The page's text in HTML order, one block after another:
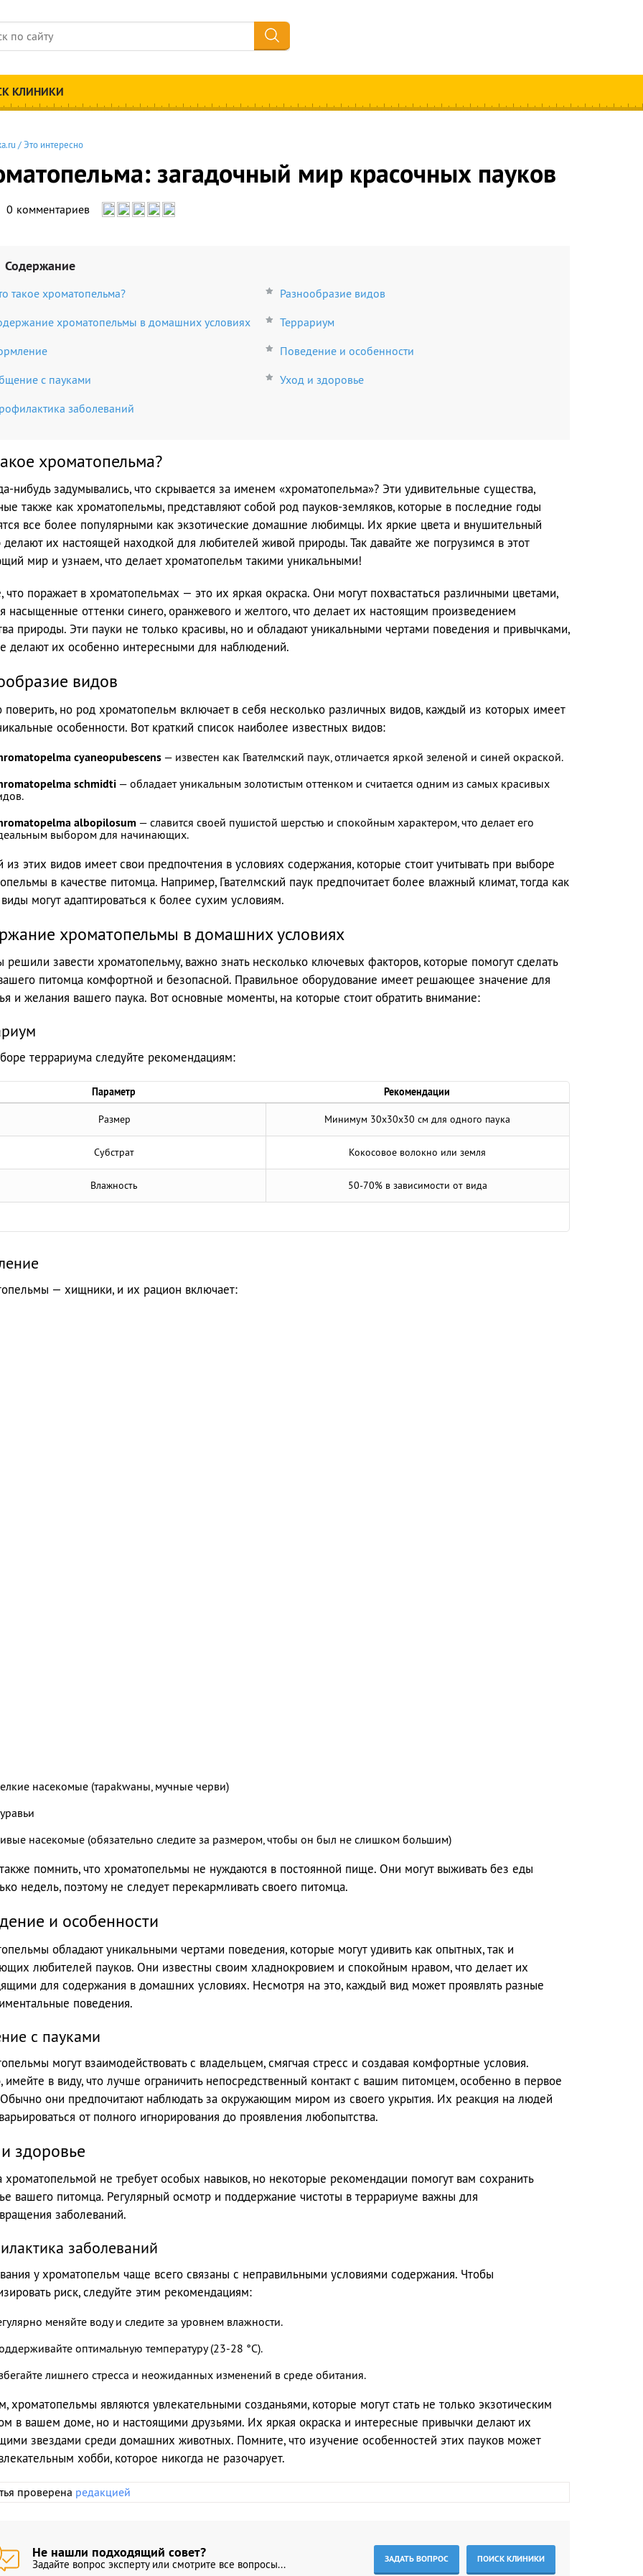
КЛИНИКИ
/Это интересно
загадочный мир красочных пауков
0 комментариев
Содержание
такое хроматопельма?
Разнообразие видов
хроматопельмы в домашних условиях
Террариум
Поведение и особенности
с пауками
Уход и здоровье
заболеваний
хроматопельма?
нибудь задумывались, что скрывается за именем «хроматопельма»? Эти удивительные существа,
также как хроматопельмы, представляют собой род пауков-земляков, которые в последние годы
все более популярными как экзотические домашние любимцы. Их яркие цвета и внушительный
делают их настоящей находкой для любителей живой природы. Так давайте же погрузимся в этот
мир и узнаем, что делает хроматопельм такими уникальными!
что поражает в хроматопельмах — это их яркая окраска. Они могут похвастаться различными цветами,
насыщенные оттенки синего, оранжевого и желтого, что делает их настоящим произведением
природы. Эти пауки не только красивы, но и обладают уникальными чертами поведения и привычками,
делают их особенно интересными для наблюдений.
видов
поверить, но род хроматопельм включает в себя несколько различных видов, каждый из которых имеет
особенности. Вот краткий список наиболее известных видов:
cyaneopubescens— известен как Гвателмский паук, отличается яркой зеленой и синей окраской.
schmidti— обладает уникальным золотистым оттенком и считается одним из самых красивых
albopilosum — славится своей пушистой шерстью и спокойным характером, что делает его
выбором для начинающих.
этих видов имеет свои предпочтения в условиях содержания, которые стоит учитывать при выборе
в качестве питомца. Например, Гвателмский паук предпочитает более влажный климат, тогда как
могут адаптироваться к более сухим условиям.
хроматопельмы в домашних условиях
решили завести хроматопельму, важно знать несколько ключевых факторов, которые помогут сделать
питомца комфортной и безопасной. Правильное оборудование имеет решающее значение для
и желания вашего паука. Вот основные моменты, на которые стоит обратить внимание:
террариума следуйте рекомендациям:
Параметр Рекомендации
Размер Минимум 30x30x30 см для одного паука
Субстрат Кокосовое волокно или земля
Влажность 50-70% в зависимости от вида
— хищники, и их рацион включает:
насекомые (тарakwаны, мучные черви)
насекомые (обязательно следите за размером, чтобы он был не слишком большим)
помнить, что хроматопельмы не нуждаются в постоянной пище. Они могут выживать без еды
недель, поэтому не следует перекармливать своего питомца.
и особенности
обладают уникальными чертами поведения, которые могут удивить как опытных, так и
любителей пауков. Они известны своим хладнокровием и спокойным нравом, что делает их
для содержания в домашних условиях. Несмотря на это, каждый вид может проявлять разные
поведения.
с пауками
могут взаимодействовать с владельцем, смягчая стресс и создавая комфортные условия.
имейте в виду, что лучше ограничить непосредственный контакт с вашим питомцем, особенно в первое
они предпочитают наблюдать за окружающим миром из своего укрытия. Их реакция на людей
от полного игнорирования до проявления любопытства.
здоровье
хроматопельмой не требует особых навыков, но некоторые рекомендации помогут вам сохранить
вашего питомца. Регулярный осмотр и поддержание чистоты в террариуме важны для
заболеваний.
заболеваний
у хроматопельм чаще всего связаны с неправильными условиями содержания. Чтобы
риск, следуйте этим рекомендациям:
меняйте воду и следите за уровнем влажности.
оптимальную температуру (23-28 °C).
лишнего стресса и неожиданных изменений в среде обитания.
хроматопельмы являются увлекательными созданьями, которые могут стать не только экзотическим
в вашем доме, но и настоящими друзьями. Их яркая окраска и интересные привычки делают их
звездами среди домашних животных. Помните, что изучение особенностей этих пауков может
хобби, которое никогда не разочарует.
проверена редакцией
Не нашли подходящий совет?
Задайте вопрос эксперту или смотрите все вопросы... ЗАДАТЬ ВОПРОС ПОИСК КЛИНИКИ